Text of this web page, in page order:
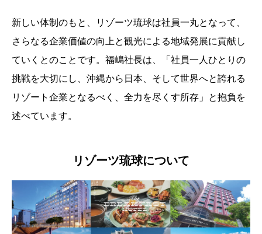
新しい体制のもと、リゾーツ琉球は社員一丸となって、
さらなる企業価値の向上と観光による地域発展に貢献し
ていくとのことです。福嶋社長は、「社員一人ひとりの
挑戦を大切にし、沖縄から日本、そして世界へと誇れる
リゾート企業となるべく、全力を尽くす所存」と抱負を
述べています。
リゾーツ琉球について